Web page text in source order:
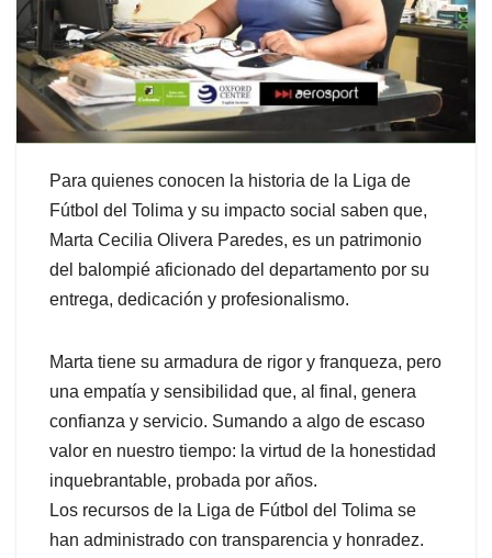
Para quienes conocen la historia de la Liga de
Fútbol del Tolima y su impacto social saben que,
Marta Cecilia Olivera Paredes, es un patrimonio
del balompié aficionado del departamento por su
entrega, dedicación y profesionalismo.
Marta tiene su armadura de rigor y franqueza, pero
una empatía y sensibilidad que, al final, genera
confianza y servicio. Sumando a algo de escaso
valor en nuestro tiempo: la virtud de la honestidad
inquebrantable, probada por años.
Los recursos de la Liga de Fútbol del Tolima se
han administrado con transparencia y honradez.